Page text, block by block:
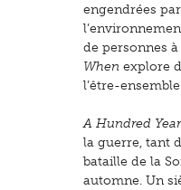
engendrées
de personnes
Whenexplore
l’être-
A Hundred
la guerre, tant
bataille de la
automne. Un